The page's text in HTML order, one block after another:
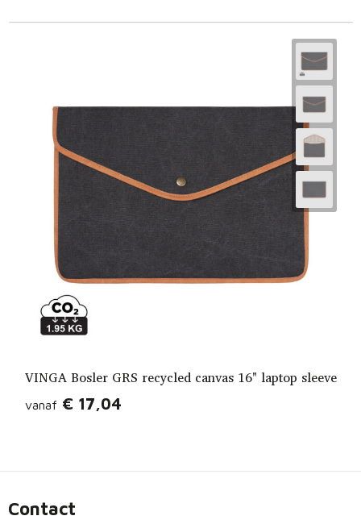
VINGA Bosler GRS recycled canvas 16" laptop sleeve
vanaf € 17,04
Contact